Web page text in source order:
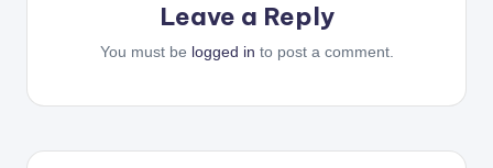
Leave a Reply
You must be logged in to post a comment.